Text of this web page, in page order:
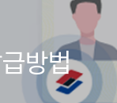
방법